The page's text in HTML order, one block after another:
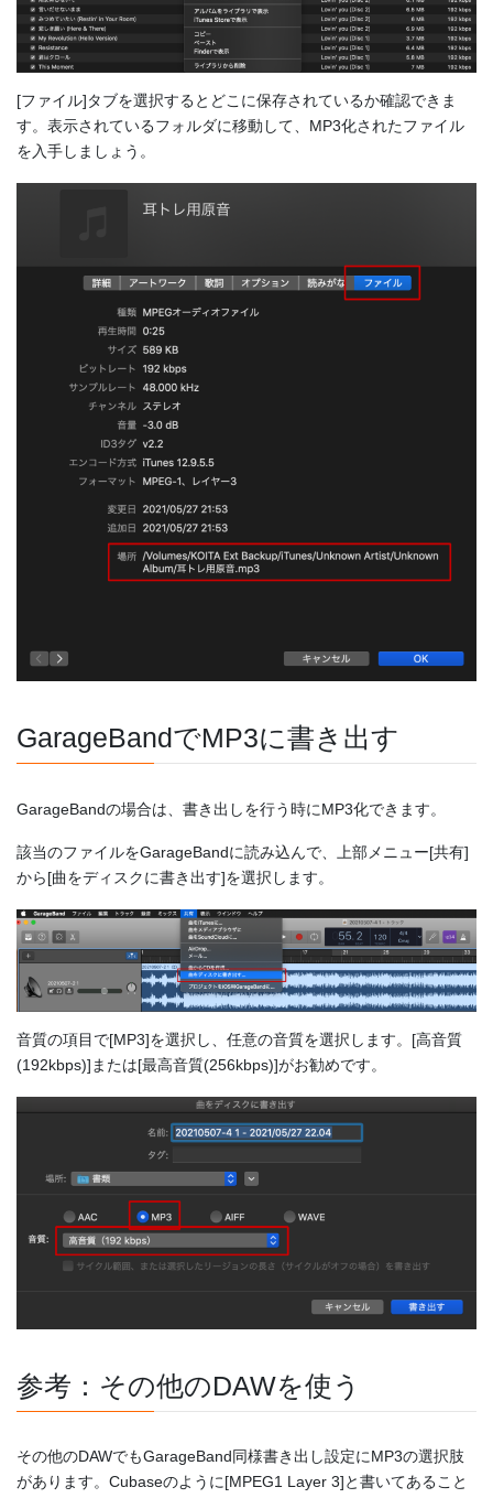
[ファイル]タブを選択するとどこに保存されているか確認できま
す。表示されているフォルダに移動して、MP3化されたファイル
を入手しましょう。
GarageBandでMP3に書き出す
GarageBandの場合は、書き出しを行う時にMP3化できます。
該当のファイルをGarageBandに読み込んで、上部メニュー[共有]
から[曲をディスクに書き出す]を選択します。
音質の項目で[MP3]を選択し、任意の音質を選択します。[高音質
(192kbps)]または[最高音質(256kbps)]がお勧めです。
参考：その他のDAWを使う
その他のDAWでもGarageBand同様書き出し設定にMP3の選択肢
があります。Cubaseのように[MPEG1 Layer 3]と書いてあること